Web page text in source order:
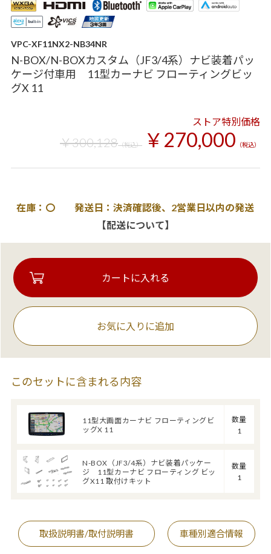
VPC-XF11NX2-NB34NR
N-BOX/N-BOXカスタム（JF3/4系）ナビ装着パッ
ケージ付車用 11型カーナビ フローティングビッ
グX 11
ストア特別価格
￥300,128（税込） ￥270,000 （税込）
在庫：〇 発送日：決済確認後、2営業日以内の発送
【配送について】
お気に入りに追加
このセットに含まれる内容
11型大画面カーナビ フローティングビ
ッグX 11
数量
1
N-BOX（JF3/4系）ナビ装着パッケー
ジ 11型カーナビ フローティング ビッ
グX11 取付けキット
数量
1
取扱説明書/取付説明書 車種別適合情報